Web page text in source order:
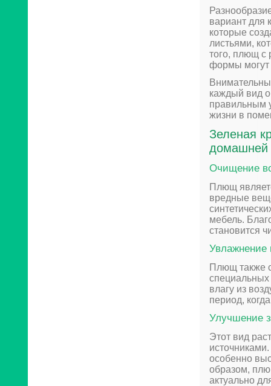
вариант для
которые
листьями,
того, плющ с
формы могут
каждый вид
правильным
жизни в
Зеленая
домашней
Очищение
Плющ
вредные
мебель.
становится
Увлажнение
Плющ также
специальных
влагу из
период,
Улучшение
Этот вид
особенно
образом,
актуально